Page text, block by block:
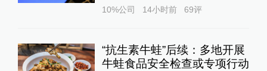
10%公司 14小时前 69评
“抗生素牛蛙”后续：多地开展
牛蛙食品安全检查或专项行动